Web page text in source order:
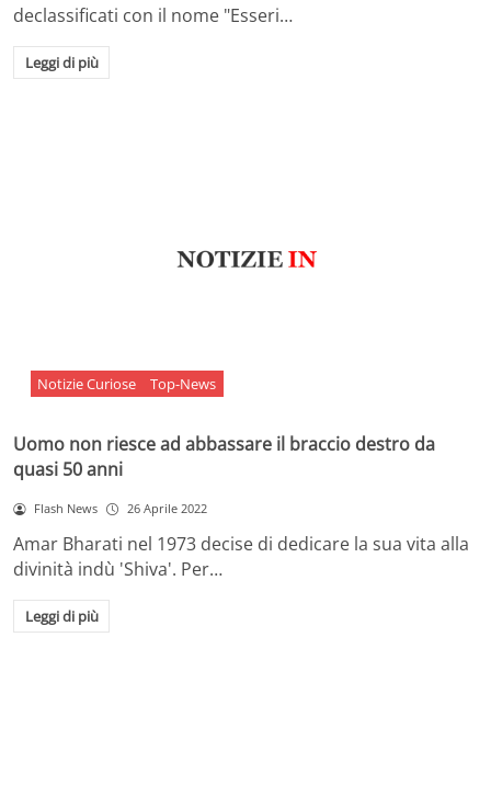
declassificati con il nome "Esseri…
Leggi di più
Notizie Curiose Top-News
Uomo non riesce ad abbassare il braccio destro da
quasi 50 anni
Flash News 26 Aprile 2022
Amar Bharati nel 1973 decise di dedicare la sua vita alla
divinità indù 'Shiva'. Per…
Leggi di più